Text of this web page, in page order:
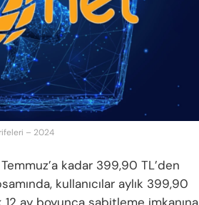
– 2024
kadar 399,90 TL’den
kullanıcılar aylık 399,90